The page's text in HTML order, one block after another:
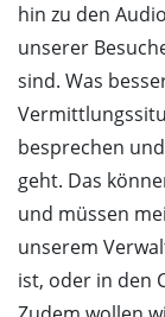
hin zu den
unserer
sind. Was
besprechen
geht. Das
und müssen
unserem
ist, oder in den